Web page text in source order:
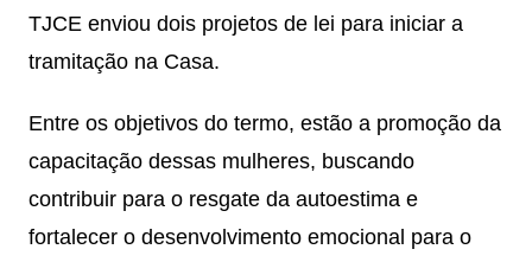
TJCE enviou dois projetos de lei para iniciar a
tramitação na Casa.
Entre os objetivos do termo, estão a promoção da
capacitação dessas mulheres, buscando
contribuir para o resgate da autoestima e
fortalecer o desenvolvimento emocional para o